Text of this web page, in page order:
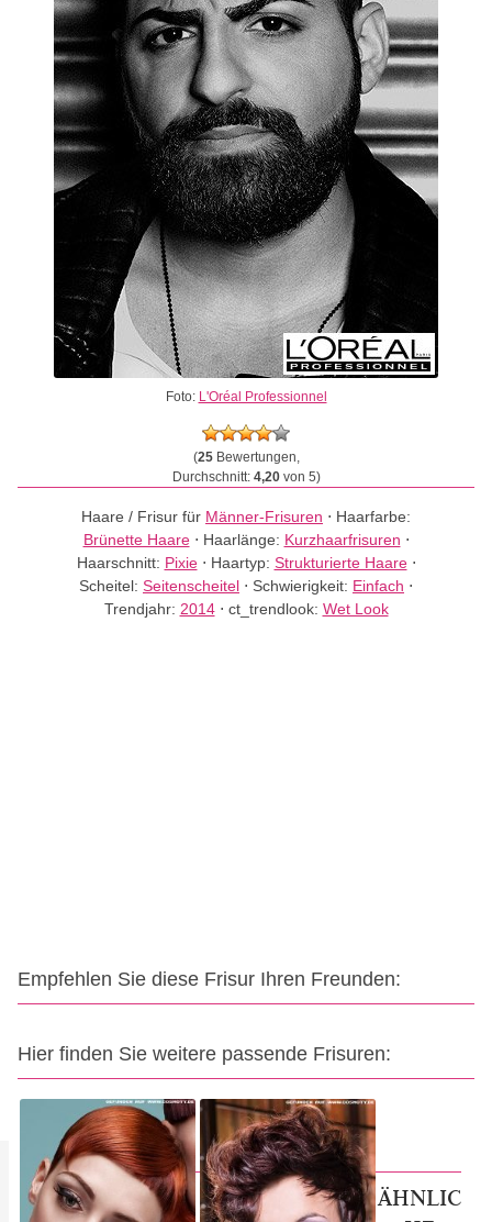
Foto: L'Oréal Professionnel
(25Bewertungen,
Durchschnitt: 4,20von 5)
Haare / Frisur für Männer-Frisuren ⋅ Haarfarbe:
Brünette Haare⋅ Haarlänge: Kurzhaarfrisuren ⋅
Haarschnitt: Pixie⋅ Haartyp: Strukturierte Haare⋅
Scheitel: Seitenscheitel ⋅ Schwierigkeit: Einfach ⋅
Trendjahr: 2014⋅ ct_trendlook: Wet Look
Empfehlen Sie diese Frisur Ihren Freunden:
Hier finden Sie weitere passende Frisuren:
ÄHNLIC